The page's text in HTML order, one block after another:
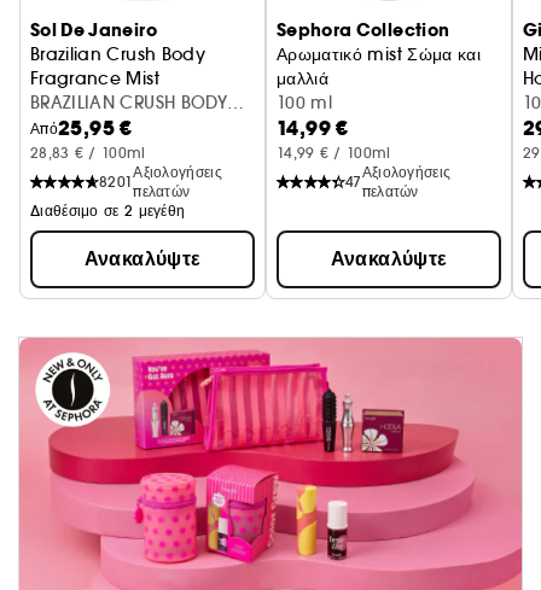
Sol De Janeiro
Brazilian Crush Body
Fragrance Mist
BRAZILIAN CRUSH BODY
MIST 90ML
Από25,95 €
28,83 € / 100ml
8201
Αξιολογήσεις
πελατών
Διαθέσιμο σε 2 μεγέθη
Ανακαλύψτε
Sephora Collection
Αρωματικό mist Σώμα και
μαλλιά
Κεράσι + σαντιγί
100 ml
14,99 €
14,99 € / 100ml
47
Αξιολογήσεις
πελατών
Ανακαλύψτε